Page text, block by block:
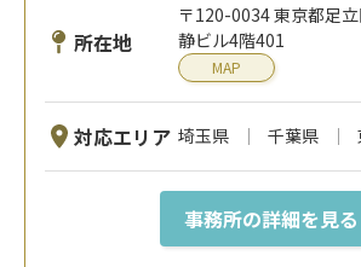
所在地
〒120-0034 東京都足
静ビル4階401
MAP
対応エリア 埼玉県 千葉県
事務所の詳細を見る